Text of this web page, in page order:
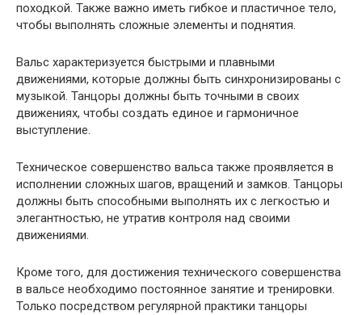
походкой. Также важно иметь гибкое и пластичное тело,
чтобы выполнять сложные элементы и поднятия.
Вальс характеризуется быстрыми и плавными
движениями, которые должны быть синхронизированы с
музыкой. Танцоры должны быть точными в своих
движениях, чтобы создать единое и гармоничное
выступление.
Техническое совершенство вальса также проявляется в
исполнении сложных шагов, вращений и замков. Танцоры
должны быть способными выполнять их с легкостью и
элегантностью, не утратив контроля над своими
движениями.
Кроме того, для достижения технического совершенства
в вальсе необходимо постоянное занятие и тренировки.
Только посредством регулярной практики танцоры